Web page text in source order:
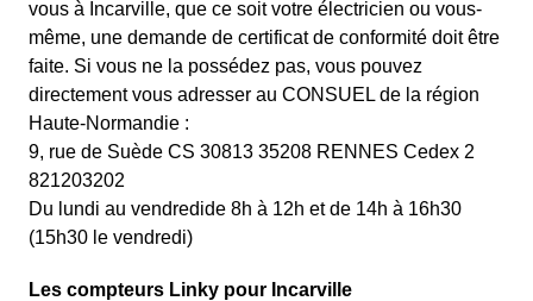
vous à Incarville, que ce soit votre électricien ou vous-
même, une demande de certificat de conformité doit être
faite. Si vous ne la possédez pas, vous pouvez
directement vous adresser au CONSUEL de la région
Haute-Normandie :
9, rue de Suède CS 30813 35208 RENNES Cedex 2
821203202
Du lundi au vendredide 8h à 12h et de 14h à 16h30
(15h30 le vendredi)
Les compteurs Linky pour Incarville